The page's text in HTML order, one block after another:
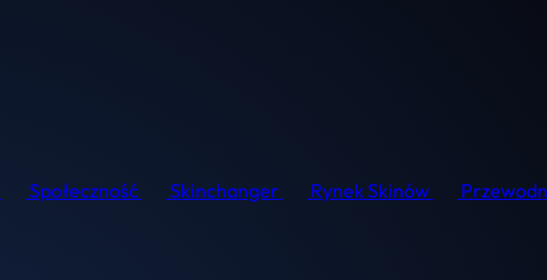
Społeczność Skinchanger Rynek Skinów